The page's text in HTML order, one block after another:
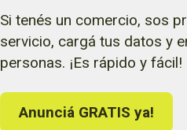
Si tenés un comercio, sos
servicio, cargá tus datos y
personas. ¡Es rápido y fácil!
Anunciá GRATIS ya!